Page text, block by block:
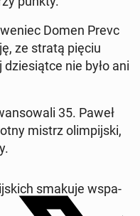
Domen Prevc
ze stratą pięciu
nie było ani
35. Paweł
mistrz olim­pij­ski,
smakuje wspa­